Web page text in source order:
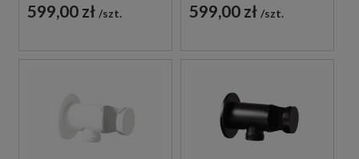
599,00 zł szt. 599,00 zł szt.